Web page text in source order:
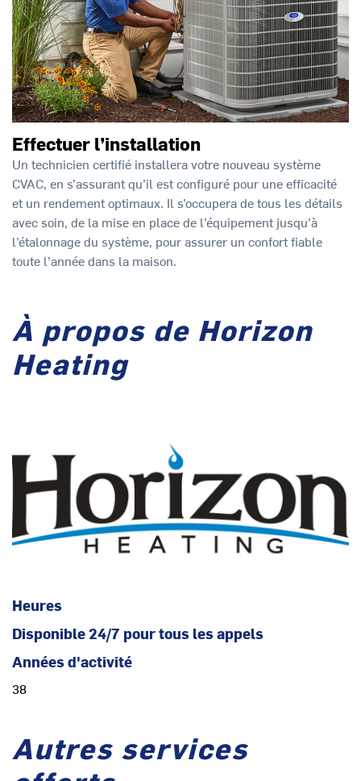
Effectuer l’installation
Un technicien certifié installera votre nouveau système
CVAC, en s’assurant qu’il est configuré pour une efficacité
et un rendement optimaux. Il s’occupera de tous les détails
avec soin, de la mise en place de l’équipement jusqu’à
l’étalonnage du système, pour assurer un confort fiable
toute l’année dans la maison.
À propos de Horizon
Heating
Heures
Disponible 24/7 pour tous les appels
Années d'activité
38
Autres services